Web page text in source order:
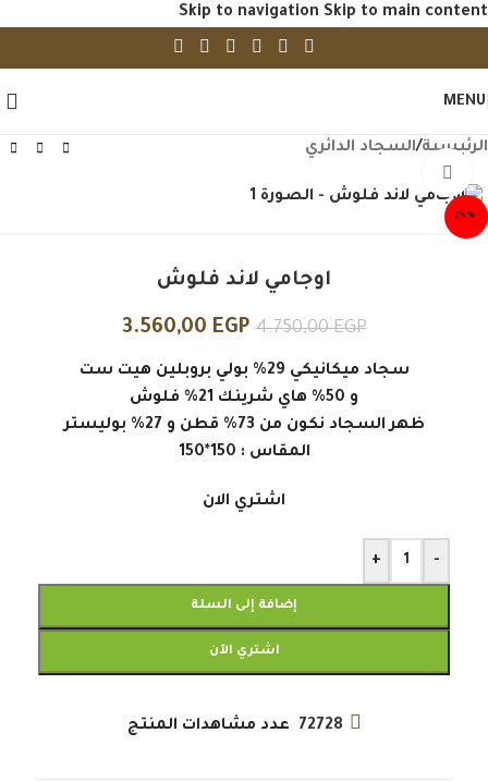
Skip to navigation Skip to main content
MENU
الرئيسية/السجاد الدائري
-25%
اوجامي لاند فلوش
4.750,00EGP
3.560,00 EGP
سجاد ميكانيكي 29% بولي بروبلين هيت ست
و 50% هاي شرينك 21% فلوش
ظهر السجاد نكون من 73% قطن و 27% بوليستر
المقاس : 150*150
اشتري الان
-
+
إضافة إلى السلة
اشتري الآن
72728 عدد مشاهدات المنتج